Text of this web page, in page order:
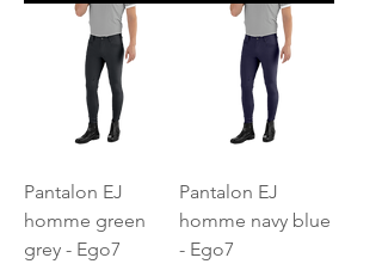
Pantalon EJ
homme green
grey - Ego7
Pantalon EJ
homme navy blue
- Ego7